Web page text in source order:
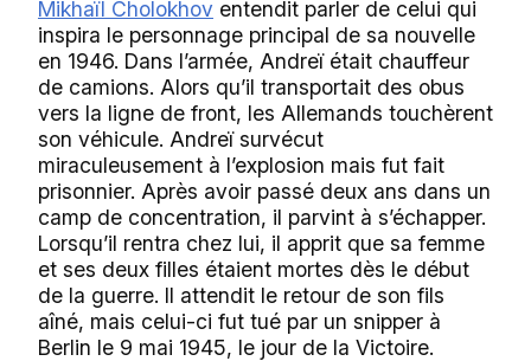
Mikhaïl Cholokhov entendit parler de celui qui
inspira le personnage principal de sa nouvelle
en 1946. Dans l’armée, Andreï était chauffeur
de camions. Alors qu’il transportait des obus
vers la ligne de front, les Allemands touchèrent
son véhicule. Andreï survécut
miraculeusement à l’explosion mais fut fait
prisonnier. Après avoir passé deux ans dans un
camp de concentration, il parvint à s’échapper.
Lorsqu’il rentra chez lui, il apprit que sa femme
et ses deux filles étaient mortes dès le début
de la guerre. Il attendit le retour de son fils
aîné, mais celui-ci fut tué par un snipper à
Berlin le 9 mai 1945, le jour de la Victoire.